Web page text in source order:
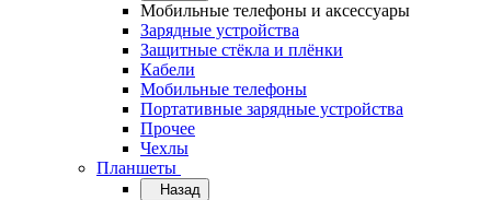
Мобильные телефоны и аксессуары
Зарядные устройства
Защитные стёкла и плёнки
Кабели
Мобильные телефоны
Портативные зарядные устройства
Прочее
Чехлы
Планшеты
Назад